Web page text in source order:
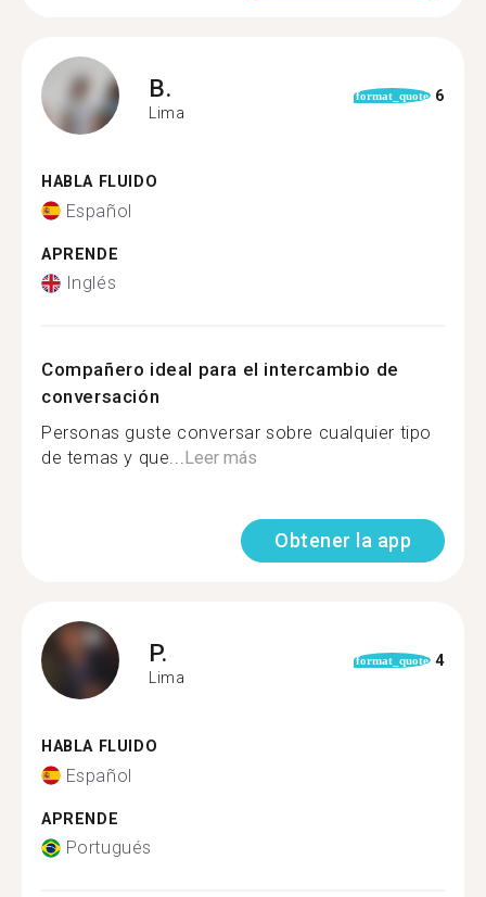
B.
Lima
format_quote 6
HABLA FLUIDO
Español
APRENDE
Inglés
Compañero ideal para el intercambio de
conversación
Personas guste conversar sobre cualquier tipo
de temas y que...Leer más
Obtener la app
P.
Lima
format_quote 4
HABLA FLUIDO
Español
APRENDE
Portugués